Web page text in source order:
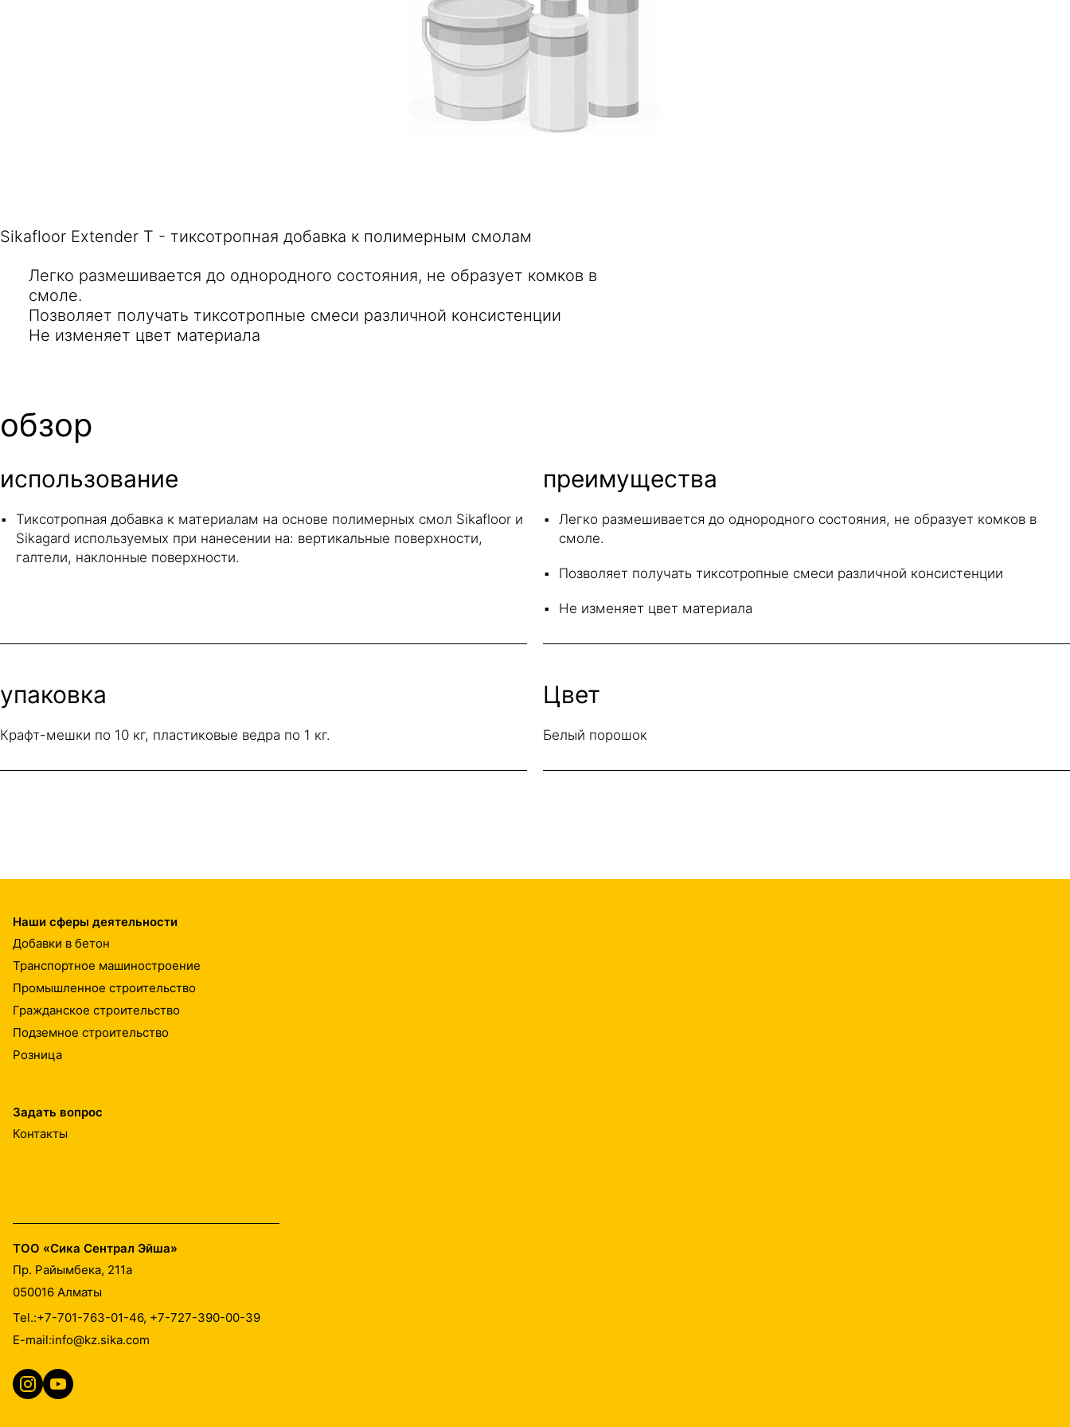
Sikafloor Extender T - тиксотропная добавка к полимерным смолам
Легко размешивается до однородного состояния, не образует комков в
смоле.
Позволяет получать тиксотропные смеси различной консистенции
Не изменяет цвет материала
обзор
использование
Тиксотропная добавка к материалам на основе полимерных смол Sikafloor и
Sikagard используемых при нанесении на: вертикальные поверхности,
галтели, наклонные поверхности.
преимущества
Легко размешивается до однородного состояния, не образует комков в
смоле.
Позволяет получать тиксотропные смеси различной консистенции
Не изменяет цвет материала
упаковка
Крафт-мешки по 10 кг, пластиковые ведра по 1 кг.
Цвет
Белый порошок
Наши сферы деятельности
Добавки в бетон
Транспортное машиностроение
Промышленное строительство
Гражданское строительство
Подземное строительство
Розница
Задать вопрос
Контакты
ТОО «Сика Сентрал Эйша»
Пр. Райымбека, 211а
050016 Алматы
Tel.:+7-701-763-01-46, +7-727-390-00-39
E-mail:info@kz.sika.com